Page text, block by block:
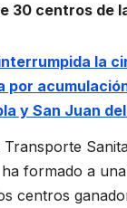
30 centros de
la
por
y San Juan
formado a
centros